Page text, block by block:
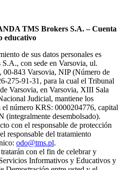
TMS Brokers S.A. – Cuenta
educativo
de sus datos personales es
con sede en Varsovia, ul.
00-843 Varsovia, NIP (Número de
275-91-31, para la cual el Tribunal
Varsovia, en Varsovia, XIII Sala
Judicial, mantiene los
el número KRS: 0000204776, capital
(integralmente desembolsado).
con el responsable de protección
responsable del tratamiento
odo@tms.pl.
tratarán con el fin de celebrar y
Informativos y Educativos y